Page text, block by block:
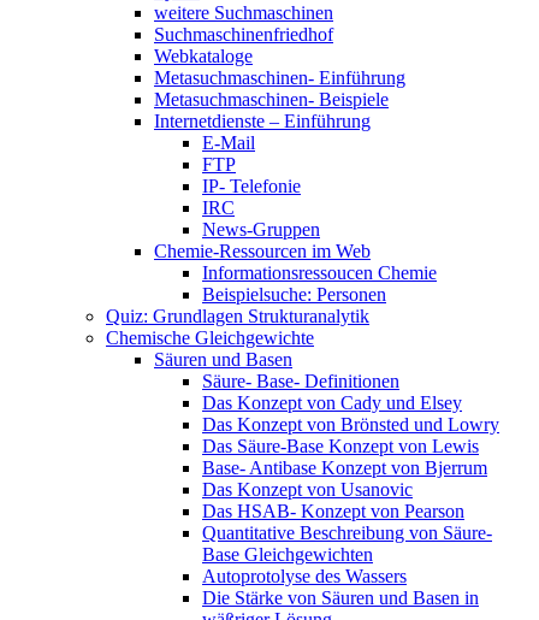
weitere Suchmaschinen
Suchmaschinenfriedhof
Webkataloge
Metasuchmaschinen- Einführung
Metasuchmaschinen- Beispiele
Internetdienste – Einführung
E-Mail
FTP
IP- Telefonie
IRC
News-Gruppen
Chemie-Ressourcen im Web
Informationsressoucen Chemie
Beispielsuche: Personen
Quiz: Grundlagen Strukturanalytik
Chemische Gleichgewichte
Säuren und Basen
Säure- Base- Definitionen
Das Konzept von Cady und Elsey
Das Konzept von Brönsted und Lowry
Das Säure-Base Konzept von Lewis
Base- Antibase Konzept von Bjerrum
Das Konzept von Usanovic
Das HSAB- Konzept von Pearson
Quantitative Beschreibung von Säure-
Base Gleichgewichten
Autoprotolyse des Wassers
Die Stärke von Säuren und Basen in